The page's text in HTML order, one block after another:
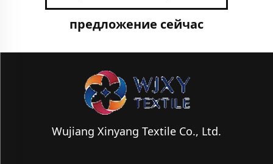
предложение сейчас
Wujiang Xinyang Textile Co., Ltd.